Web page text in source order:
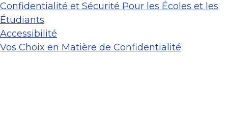
Confidentialité et Sécurité Pour les Écoles et les
Étudiants
Accessibilité
Vos Choix en Matière de Confidentialité